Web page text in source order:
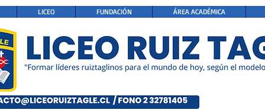
LICEO FUNDACIÓN ÁREA ACADÉMICA